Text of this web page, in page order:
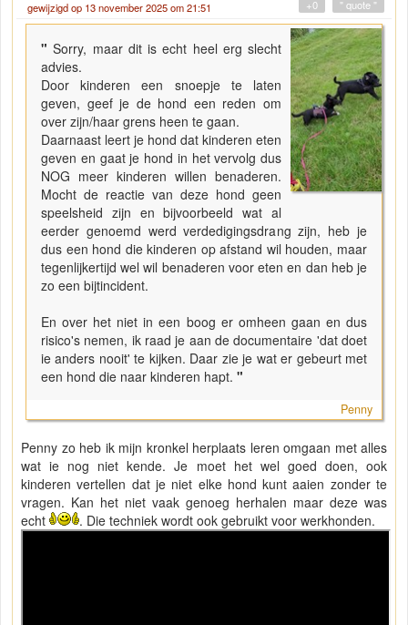
gewijzigd op 13 november 2025 om 21:51 " quote "
+0
"Sorry, maar dit is echt heel erg slecht
advies.
Door kinderen een snoepje te laten
geven, geef je de hond een reden om
over zijn/haar grens heen te gaan.
Daarnaast leert je hond dat kinderen eten
geven en gaat je hond in het vervolg dus
NOG meer kinderen willen benaderen.
Mocht de reactie van deze hond geen
speelsheid zijn en bijvoorbeeld wat al
eerder genoemd werd verdedigingsdrang zijn, heb je
dus een hond die kinderen op afstand wil houden, maar
tegenlijkertijd wel wil benaderen voor eten en dan heb je
zo een bijtincident.
En over het niet in een boog er omheen gaan en dus
risico's nemen, ik raad je aan de documentaire 'dat doet
ie anders nooit' te kijken. Daar zie je wat er gebeurt met
een hond die naar kinderen hapt. "
Penny
Penny zo heb ik mijn kronkel herplaats leren omgaan met alles
wat ie nog niet kende. Je moet het wel goed doen, ook
kinderen vertellen dat je niet elke hond kunt aaien zonder te
vragen. Kan het niet vaak genoeg herhalen maar deze was
echt
. Die techniek wordt ook gebruikt voor werkhonden.